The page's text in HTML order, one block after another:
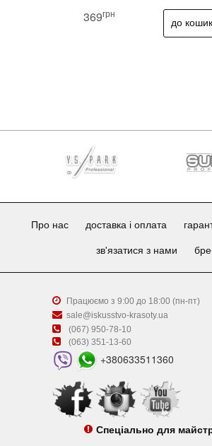
369грн
Про нас доставка і оплата
зв'язатися з нами
Працюємо з 9:00 до 18:00 (пн-пт)
sale@iskusstvo-krasoty.ua
(067) 950-78-10
(063) 351-13-60
+380633511360
Спеціально для